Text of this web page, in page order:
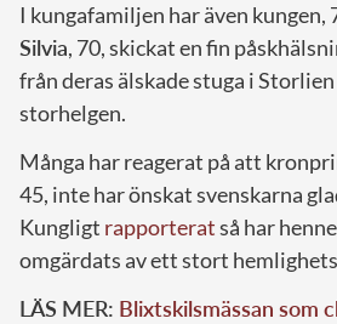
I kungafamiljen har även
Silvia, 70, skickat en fin
från deras älskade stuga i
storhelgen.
Många har reagerat på att
45, inte har önskat svenskarna
Kungligt rapporteratså har
omgärdats av ett stort
LÄS MER: Blixtskilsmässan som